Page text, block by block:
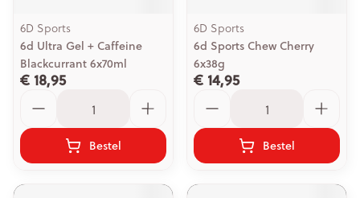
6D Sports
6d Ultra Gel + Caffeine
Blackcurrant 6x70ml
€ 18,95
Bestel
6D Sports
6d Sports Chew Cherry
6x38g
€ 14,95
Bestel